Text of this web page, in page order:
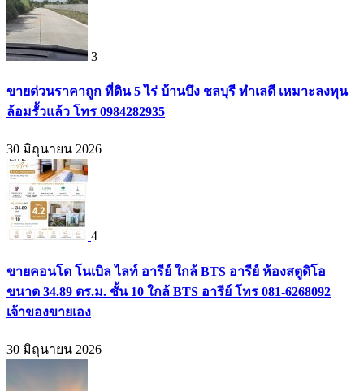
3
ขายด่วนราคาถูก ที่ดิน 5 ไร่ บ้านบึง ชลบุรี ทำเลดี เหมาะลงทุน
ล้อมรั้วแล้ว โทร 0984282935
30 มิถุนายน 2026
4
ขายคอนโด โนเบิล ไลท์ อารีย์ ใกล้ BTS อารีย์ ห้องสตูดิโอ
ขนาด 34.89 ตร.ม. ชั้น 10 ใกล้ BTS อารีย์ โทร 081-6268092
เจ้าของขายเอง
30 มิถุนายน 2026